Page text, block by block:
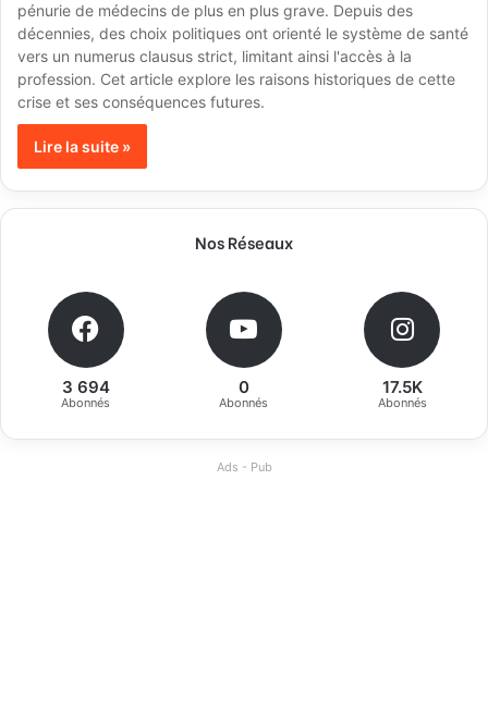
pénurie de médecins de plus en plus grave. Depuis des
décennies, des choix politiques ont orienté le système de santé
vers un numerus clausus strict, limitant ainsi l'accès à la
profession. Cet article explore les raisons historiques de cette
crise et ses conséquences futures.
Lire la suite »
Nos Réseaux
3 694
Abonnés
0
Abonnés
17.5K
Abonnés
Ads - Pub